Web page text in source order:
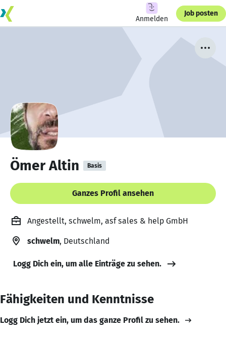
Anmelden
Job posten
Ömer Altin Basis
Ganzes Profil ansehen
Angestellt, schwelm, asf sales & help GmbH
schwelm, Deutschland
Logg Dich ein, um alle Einträge zu sehen.
Fähigkeiten und Kenntnisse
Logg Dich jetzt ein, um das ganze Profil zu sehen.